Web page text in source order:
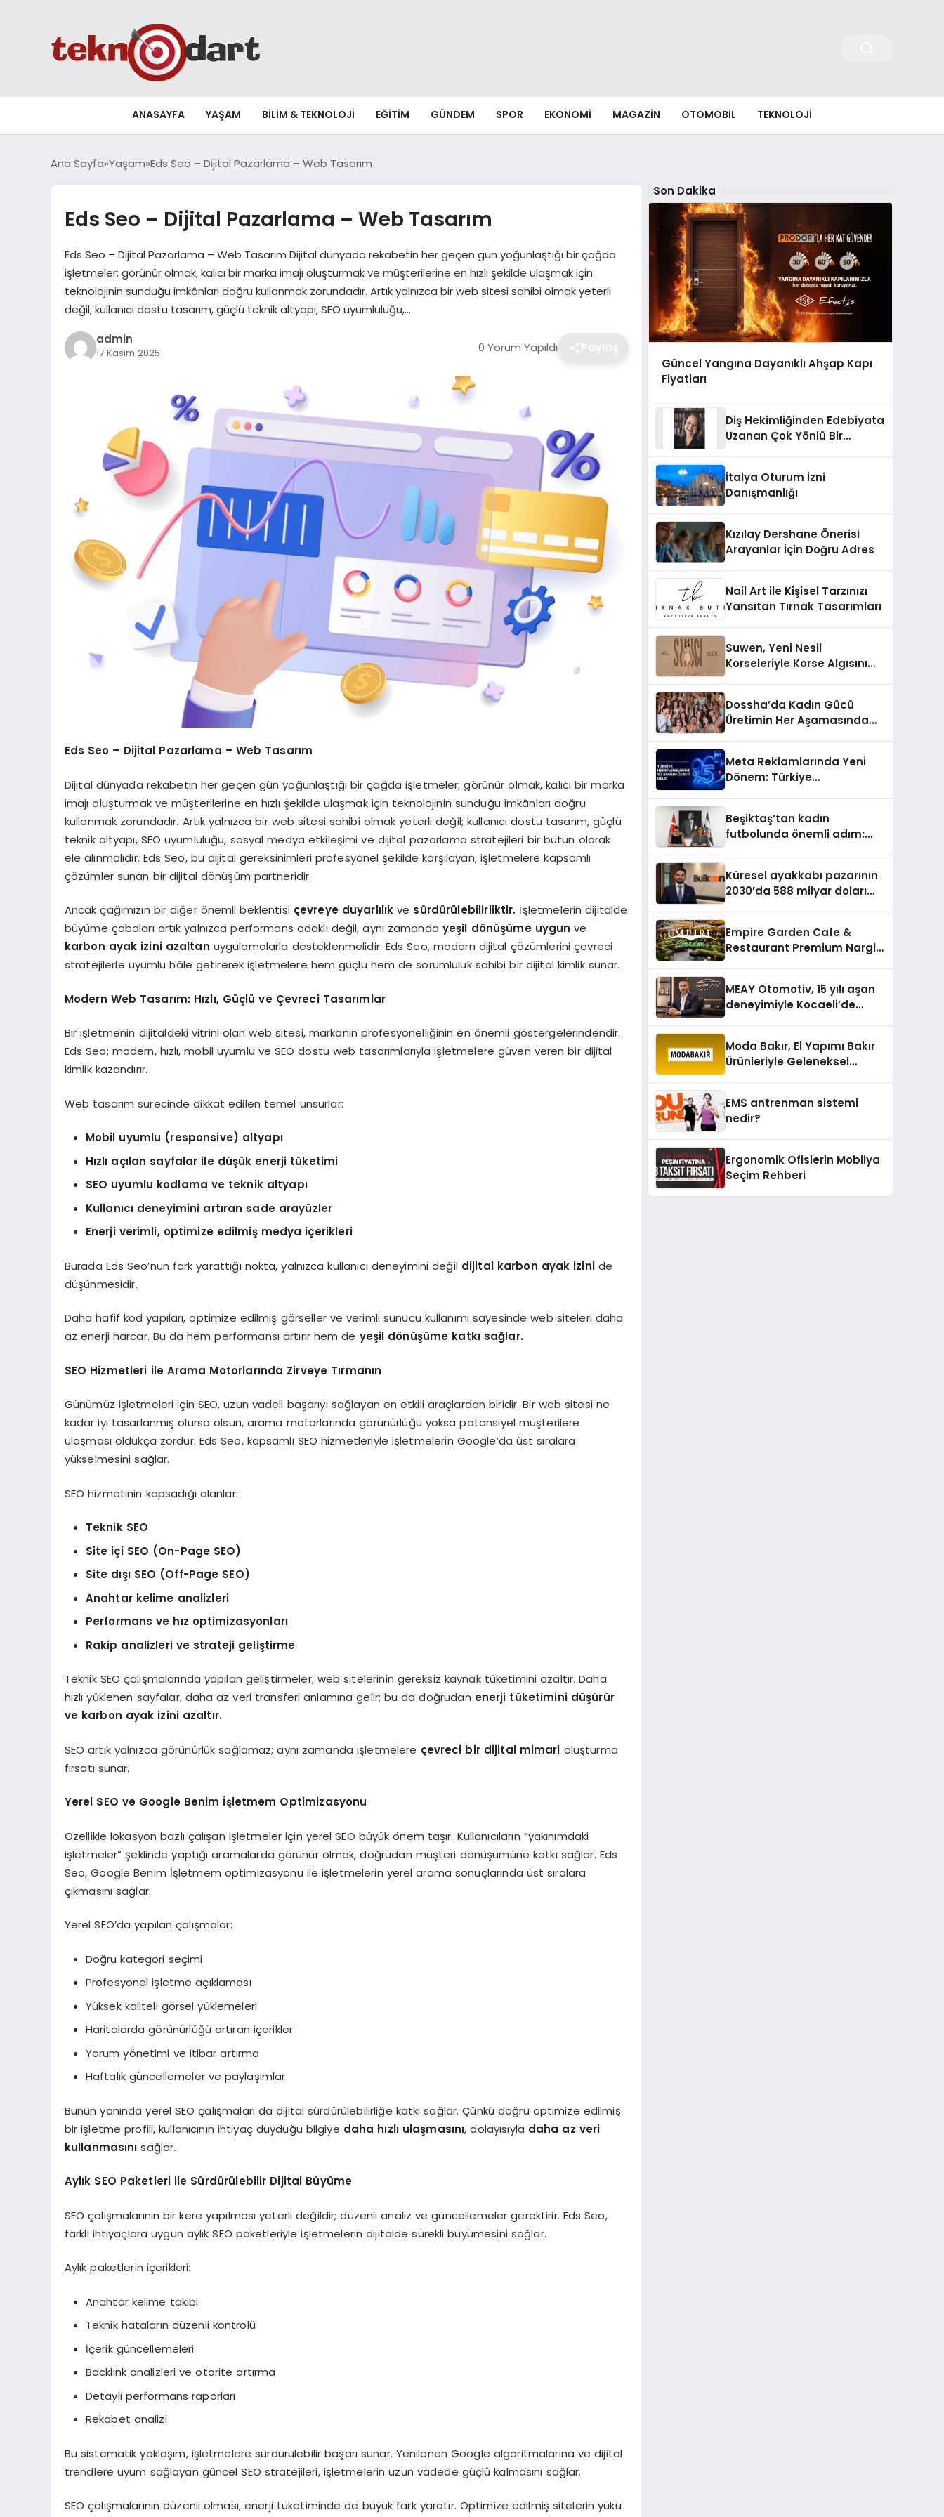
ANASAYFA YAŞAM BILIM & TEKNOLOJI EĞITIM GÜNDEM SPOR EKONOMI MAGAZIN OTOMOBIL TEKNOLOJI
Ana Sayfa Yaşam Eds Seo – Dijital Pazarlama – Web Tasarım
Eds Seo – Dijital Pazarlama – Web Tasarım
Eds Seo – Dijital Pazarlama – Web Tasarım Dijital dünyada rekabetin her geçen gün yoğunlaştığı bir çağda
işletmeler; görünür olmak, kalıcı bir marka imajı oluşturmak ve müşterilerine en hızlı şekilde ulaşmak için
teknolojinin sunduğu imkânları doğru kullanmak zorundadır. Artık yalnızca bir web sitesi sahibi olmak yeterli
değil; kullanıcı dostu tasarım, güçlü teknik altyapı, SEO uyumluluğu,…
admin
17 Kasım 2025 0 Yorum Yapıldı
Eds Seo – Dijital Pazarlama – Web Tasarım
Dijital dünyada rekabetin her geçen gün yoğunlaştığı bir çağda işletmeler; görünür olmak, kalıcı bir marka
imajı oluşturmak ve müşterilerine en hızlı şekilde ulaşmak için teknolojinin sunduğu imkânları doğru
kullanmak zorundadır. Artık yalnızca bir web sitesi sahibi olmak yeterli değil; kullanıcı dostu tasarım, güçlü
teknik altyapı, SEO uyumluluğu, sosyal medya etkileşimi ve dijital pazarlama stratejileri bir bütün olarak
ele alınmalıdır. Eds Seo, bu dijital gereksinimleri profesyonel şekilde karşılayan, işletmelere kapsamlı
çözümler sunan bir dijital dönüşüm partneridir.
Ancak çağımızın bir diğer önemli beklentisi çevreye duyarlılık ve sürdürülebilirliktir. İşletmelerin dijitalde
büyüme çabaları artık yalnızca performans odaklı değil, aynı zamanda yeşil dönüşüme uygun ve
karbon ayak izini azaltan uygulamalarla desteklenmelidir. Eds Seo, modern dijital çözümlerini çevreci
stratejilerle uyumlu hâle getirerek işletmelere hem güçlü hem de sorumluluk sahibi bir dijital kimlik sunar.
Modern Web Tasarım: Hızlı, Güçlü ve Çevreci Tasarımlar
Bir işletmenin dijitaldeki vitrini olan web sitesi, markanın profesyonelliğinin en önemli göstergelerindendir.
Eds Seo; modern, hızlı, mobil uyumlu ve SEO dostu web tasarımlarıyla işletmelere güven veren bir dijital
kimlik kazandırır.
Web tasarım sürecinde dikkat edilen temel unsurlar:
Mobil uyumlu (responsive) altyapı
Hızlı açılan sayfalar ile düşük enerji tüketimi
SEO uyumlu kodlama ve teknik altyapı
Kullanıcı deneyimini artıran sade arayüzler
Enerji verimli, optimize edilmiş medya içerikleri
Burada Eds Seo’nun fark yarattığı nokta, yalnızca kullanıcı deneyimini değil dijital karbon ayak izinide
düşünmesidir.
Daha hafif kod yapıları, optimize edilmiş görseller ve verimli sunucu kullanımı sayesinde web siteleri daha
az enerji harcar. Bu da hem performansı artırır hem de yeşil dönüşüme katkı sağlar.
SEO Hizmetleri ile Arama Motorlarında Zirveye Tırmanın
Günümüz işletmeleri için SEO, uzun vadeli başarıyı sağlayan en etkili araçlardan biridir. Bir web sitesi ne
kadar iyi tasarlanmış olursa olsun, arama motorlarında görünürlüğü yoksa potansiyel müşterilere
ulaşması oldukça zordur. Eds Seo, kapsamlı SEO hizmetleriyle işletmelerin Google’da üst sıralara
yükselmesini sağlar.
SEO hizmetinin kapsadığı alanlar:
Teknik SEO
Site içi SEO (On-Page SEO)
Site dışı SEO (Off-Page SEO)
Anahtar kelime analizleri
Performans ve hız optimizasyonları
Rakip analizleri ve strateji geliştirme
Teknik SEO çalışmalarında yapılan geliştirmeler, web sitelerinin gereksiz kaynak tüketimini azaltır. Daha
hızlı yüklenen sayfalar, daha az veri transferi anlamına gelir; bu da doğrudan enerji tüketimini düşürür
ve karbon ayak izini azaltır.
SEO artık yalnızca görünürlük sağlamaz; aynı zamanda işletmelere çevreci bir dijital mimari oluşturma
fırsatı sunar.
Yerel SEO ve Google Benim İşletmem Optimizasyonu
Özellikle lokasyon bazlı çalışan işletmeler için yerel SEO büyük önem taşır. Kullanıcıların “yakınımdaki
işletmeler” şeklinde yaptığı aramalarda görünür olmak, doğrudan müşteri dönüşümüne katkı sağlar. Eds
Seo, Google Benim İşletmem optimizasyonu ile işletmelerin yerel arama sonuçlarında üst sıralara
çıkmasını sağlar.
Yerel SEO’da yapılan çalışmalar:
Doğru kategori seçimi
Profesyonel işletme açıklaması
Yüksek kaliteli görsel yüklemeleri
Haritalarda görünürlüğü artıran içerikler
Yorum yönetimi ve itibar artırma
Haftalık güncellemeler ve paylaşımlar
Bunun yanında yerel SEO çalışmaları da dijital sürdürülebilirliğe katkı sağlar. Çünkü doğru optimize edilmiş
bir işletme profili, kullanıcının ihtiyaç duyduğu bilgiye daha hızlı ulaşmasını, dolayısıyla daha az veri
kullanmasını sağlar.
Aylık SEO Paketleri ile Sürdürülebilir Dijital Büyüme
SEO çalışmalarının bir kere yapılması yeterli değildir; düzenli analiz ve güncellemeler gerektirir. Eds Seo,
farklı ihtiyaçlara uygun aylık SEO paketleriyle işletmelerin dijitalde sürekli büyümesini sağlar.
Aylık paketlerin içerikleri:
Anahtar kelime takibi
Teknik hataların düzenli kontrolü
İçerik güncellemeleri
Backlink analizleri ve otorite artırma
Detaylı performans raporları
Rekabet analizi
Bu sistematik yaklaşım, işletmelere sürdürülebilir başarı sunar. Yenilenen Google algoritmalarına ve dijital
trendlere uyum sağlayan güncel SEO stratejileri, işletmelerin uzun vadede güçlü kalmasını sağlar.
SEO çalışmalarının düzenli olması, enerji tüketiminde de büyük fark yaratır. Optimize edilmiş sitelerin yükü
Son Dakika
Güncel Yangına Dayanıklı Ahşap Kapı
Fiyatları
Diş Hekimliğinden Edebiyata
Uzanan Çok Yönlü Bir
İtalya Oturum İzni
Danışmanlığı
Kızılay Dershane Önerisi
Arayanlar İçin Doğru Adres
Nail Art ile Kişisel Tarzınızı
Yansıtan Tırnak Tasarımları
Suwen, Yeni Nesil
Korseleriyle Korse Algısını
Dossha’da Kadın Gücü
Üretimin Her Aşamasında
Meta Reklamlarında Yeni
Dönem: Türkiye
Beşiktaş’tan kadın
futbolunda önemli adım:
Gündoğdu kulüp hafızasını
geleceğe taşıyacak
Küresel ayakkabı pazarının
2030’da 588 milyar doları
Empire Garden Cafe &
Restaurant Premium Nargile
MEAY Otomotiv, 15 yılı aşan
deneyimiyle Kocaeli’de
Moda Bakır, El Yapımı Bakır
Ürünleriyle Geleneksel
EMS antrenman sistemi
nedir?
Ergonomik Ofislerin Mobilya
Seçim Rehberi